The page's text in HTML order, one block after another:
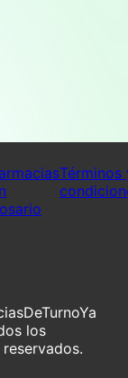
Términos
los